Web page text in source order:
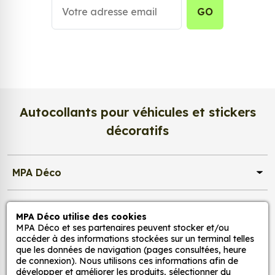
une impression enhaute définition
, chaque détail
Nous imprimons sur un
papier photo
professionnel de 275 g/m² , extra blanc et
légèrement satiné. Ce support haut de gamme
incomparable. Vos créations conservent tout leur
éclat, sans reflets gênants ni décoloration due à la
Une impression photo professionnelle
haute définition
Chaque affiche est produite avec desencres
GO
Autocollants pour véhicules et stickers
décoratifs
MPA Déco
Nos sites
MPA Déco utilise des cookies
MPA Déco et ses partenaires peuvent stocker et/ou
accéder à des informations stockées sur un terminal telles
que les données de navigation (pages consultées, heure
de connexion). Nous utilisons ces informations afin de
développer et améliorer les produits, sélectionner du